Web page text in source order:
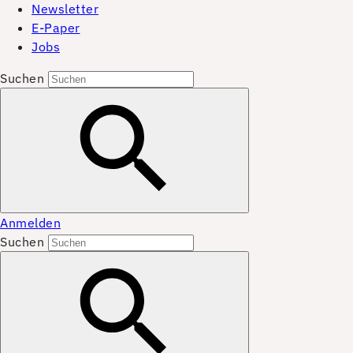
Newsletter
E-Paper
Jobs
Suchen
Anmelden
Suchen